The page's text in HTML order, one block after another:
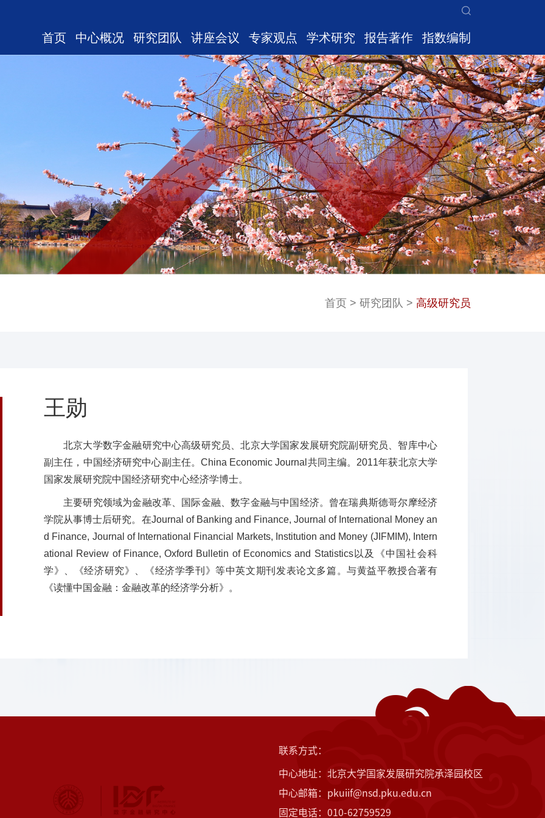
首页 中心概况 研究团队 讲座会议 专家观点 学术研究 报告著作 指数编制
首页 > 研究团队 > 高级研究员
王勋
北京大学数字金融研究中心高级研究员、北京大学国家发展研究院副研究员、智库中心
副主任，中国经济研究中心副主任。China Economic Journal共同主编。2011年获北京大学
国家发展研究院中国经济研究中心经济学博士。
主要研究领域为金融改革、国际金融、数字金融与中国经济。曾在瑞典斯德哥尔摩经济
学院从事博士后研究。在Journal of Banking and Finance, Journal of International Money an
d Finance, Journal of International Financial Markets, Institution and Money (JIFMIM), Intern
ational Review of Finance, Oxford Bulletin of Economics and Statistics以及《中国社会科
学》、《经济研究》、《经济学季刊》等中英文期刊发表论文多篇。与黄益平教授合著有
《读懂中国金融：金融改革的经济学分析》。
联系方式：
中心地址：北京大学国家发展研究院承泽园校区
中心邮箱：pkuiif@nsd.pku.edu.cn
固定电话：010-62759529